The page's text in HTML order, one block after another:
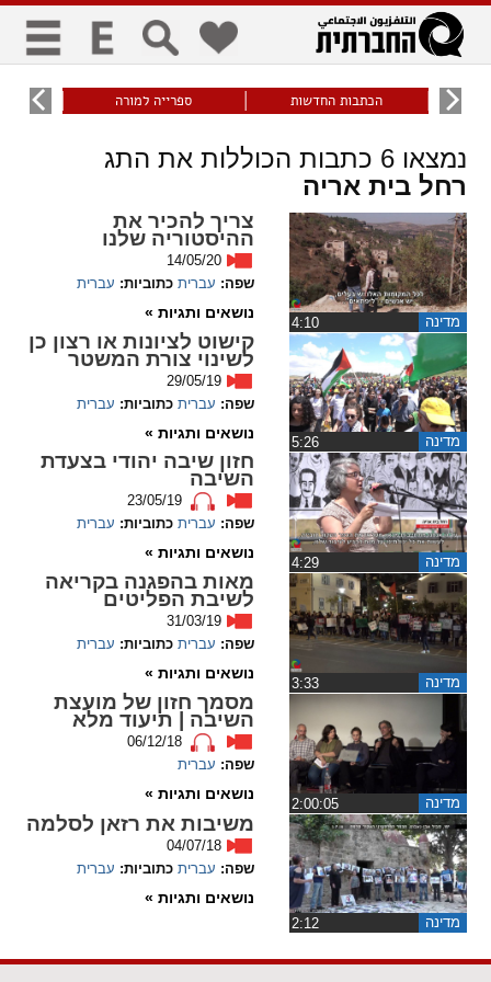
כללי
visibility_off
ביטול הבהובים
keyboard
ניווט מקלדת
title
סימון כותרות
זום
zoom_out
התקרב
גופנים
remove_circle_outline
Decrease font
add_circle_outline
spellcheck
גופן קריא
ניגודיות צבעים
ניגודיות בהירה
brightness_low
ניגודיות כהה
format_underlined
קו תחתי לקישורים
font_download
cached
כל
משוב
הכתבות החדשות ספרייה למורה עוני
נמצאו6 כתבות הכוללות את התג
רחל בית אריה
מדינה
צריך להכיר את
ההיסטוריה שלנו
14/05/20
שפה: עברית כתוביות: עברית
נושאים ותגיות »
מדינה
קישוט לציונות או רצון כן
לשינוי צורת המשטר
29/05/19
שפה: עברית כתוביות: עברית
נושאים ותגיות »
מדינה
חזון שיבה יהודי בצעדת
השיבה
23/05/19
שפה: עברית כתוביות: עברית
נושאים ותגיות »
מדינה
מאות בהפגנה בקריאה
לשיבת הפליטים
31/03/19
שפה: עברית כתוביות: עברית
נושאים ותגיות »
מדינה
מסמך חזון של מועצת
השיבה | תיעוד מלא
06/12/18
שפה: עברית
נושאים ותגיות »
מדינה
משיבות את רזאן לסלמה
04/07/18
שפה: עברית כתוביות: עברית
נושאים ותגיות »